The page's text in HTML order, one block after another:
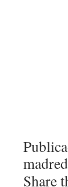
Share